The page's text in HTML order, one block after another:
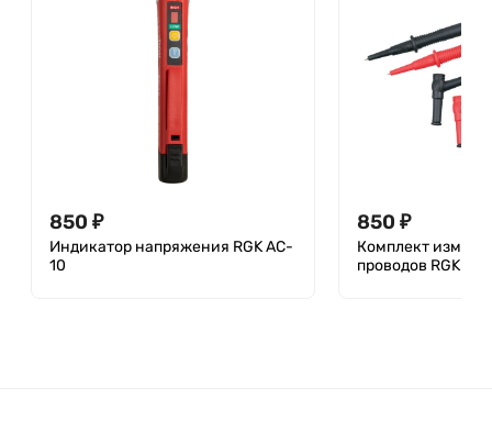
850 ₽
Индикатор напряжения RGK AC-
10
850 ₽
Комплект
проводов RGK